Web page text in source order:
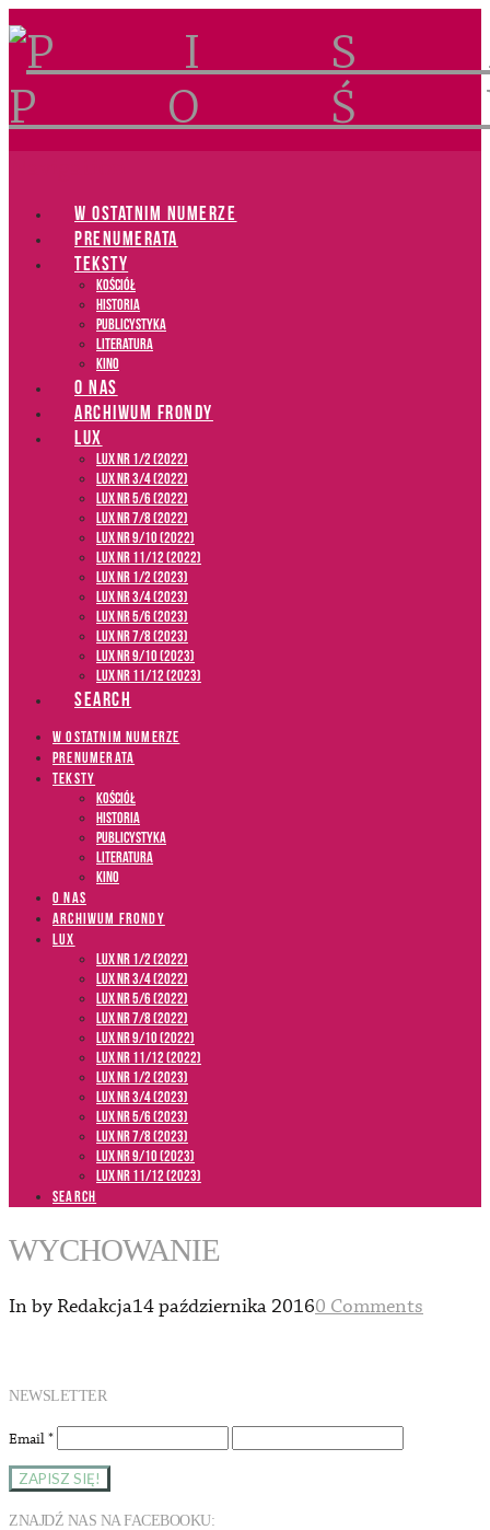
W OSTATNIM NUMERZE
PRENUMERATA
TEKSTY
Kościół
Historia
Publicystyka
Literatura
Kino
O NAS
ARCHIWUM FRONDY
LUX
LUX NR 1/2 (2022)
LUX NR 3/4 (2022)
LUX NR 5/6 (2022)
LUX NR 7/8 (2022)
LUX nr 9/10 (2022)
LUX NR 11/12 (2022)
LUX NR 1/2 (2023)
LUX NR 3/4 (2023)
LUX NR 5/6 (2023)
LUX NR 7/8 (2023)
LUX NR 9/10 (2023)
LUX NR 11/12 (2023)
SEARCH
W OSTATNIM NUMERZE
PRENUMERATA
TEKSTY
Kościół
Historia
Publicystyka
Literatura
Kino
O NAS
ARCHIWUM FRONDY
LUX
LUX NR 1/2 (2022)
LUX NR 3/4 (2022)
LUX NR 5/6 (2022)
LUX NR 7/8 (2022)
LUX nr 9/10 (2022)
LUX NR 11/12 (2022)
LUX NR 1/2 (2023)
LUX NR 3/4 (2023)
LUX NR 5/6 (2023)
LUX NR 7/8 (2023)
LUX NR 9/10 (2023)
LUX NR 11/12 (2023)
SEARCH
WYCHOWANIE
In by Redakcja14 października 20160 Comments
NEWSLETTER
Email*
ZNAJDŹ NAS NA FACEBOOKU: